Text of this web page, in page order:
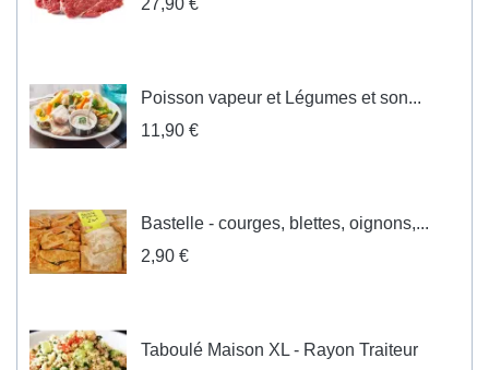
27,90 €
Poisson vapeur et Légumes et son...
11,90 €
Bastelle - courges, blettes, oignons,...
2,90 €
Taboulé Maison XL - Rayon Traiteur